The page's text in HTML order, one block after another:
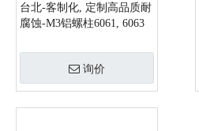
台北-客制化, 定制高品质耐
腐蚀-M3铝螺柱6061, 6063
询价